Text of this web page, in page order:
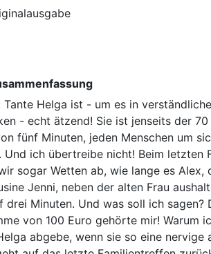
Tante Helga ist - um es in
- echt ätzend! Sie ist jenseits der
fünf Minuten, jeden Menschen um
Und ich übertreibe nicht! Beim letzten
sogar Wetten ab, wie lange es Alex,
Jenni, neben der alten Frau
drei Minuten. Und was soll ich sagen?
von 100 Euro gehörte mir! Warum
abgebe, wenn sie so eine nervige